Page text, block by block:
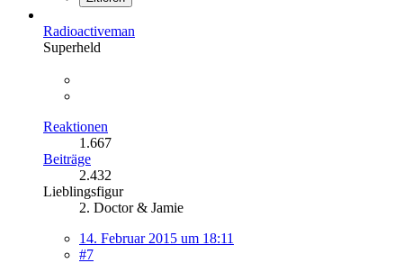
Radioactiveman
Superheld
Reaktionen
1.667
Beiträge
2.432
Lieblingsfigur
2. Doctor & Jamie
14. Februar 2015 um 18:11
#7